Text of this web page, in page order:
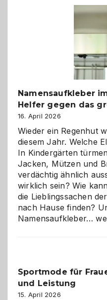
Namensaufkleber
Helfer gegen das
16. April 2026
Wieder ein Regenhut
diesem Jahr. Welche
In Kindergärten
Jacken, Mützen und
verdächtig ähnlich
wirklich sein? Wie
die Lieblingssachen
nach Hause finden?
Namensaufkleber…
Sportmode für
und Leistung
15. April 2026